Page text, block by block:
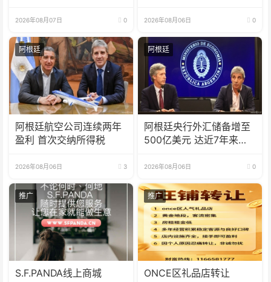
2026年08月07日 0 2026年08月06日 0
阿根廷
阿根廷航空公司连续两年
盈利 首次交纳所得税
2026年08月06日 3
阿根廷
阿根廷央行外汇储备增至
500亿美元 达近7年来最
2026年08月06日 0
推广
S.F.PANDA线上商城
推广
ONCE区礼品店转让